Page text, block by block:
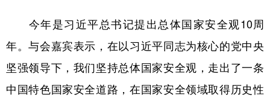
法律 中央文件 金融 汽车
食品 人居 信息化 数字经济
学术中国 乡村振兴 银龄
今年是习近平总书记提出总体国家安全观10周
年。与会嘉宾表示，在以习近平同志为核心的党中央
坚强领导下，我们坚持总体国家安全观，走出了一条
中国特色国家安全道路，在国家安全领域取得历史性